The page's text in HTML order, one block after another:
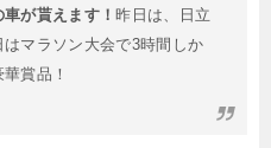
が貰えます！ 昨日は、日立
マラソン大会で3時間しか
賞品！